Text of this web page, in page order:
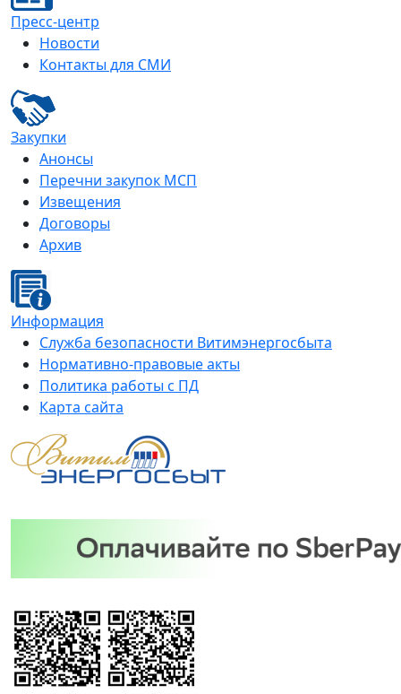
Пресс-центр
Новости
Контакты для СМИ
Закупки
Анонсы
Перечни закупок МСП
Извещения
Договоры
Архив
Информация
Служба безопасности Витимэнергосбыта
Нормативно-правовые акты
Политика работы с ПД
Карта сайта